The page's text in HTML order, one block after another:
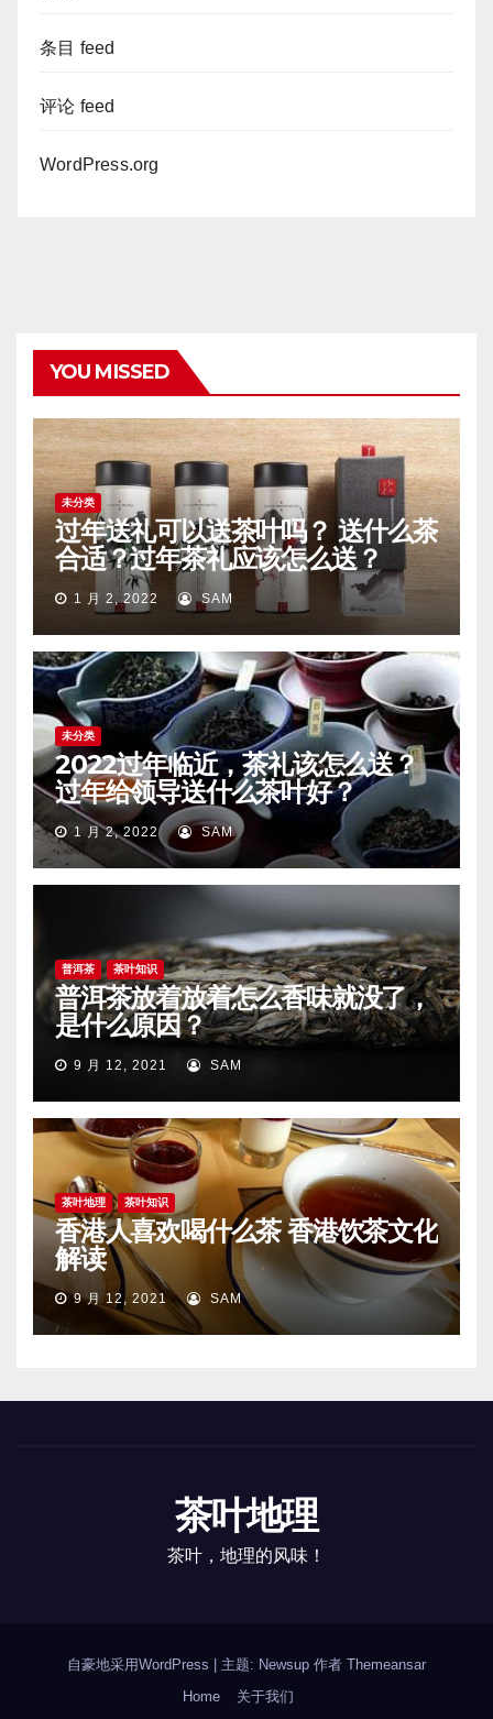
条目 feed
评论 feed
WordPress.org
YOU MISSED
未分类
过年送礼可以送茶叶吗？ 送什么茶
合适？过年茶礼应该怎么送？
1 月 2, 2022 SAM
未分类
2022过年临近，茶礼该怎么送？
过年给领导送什么茶叶好？
1 月 2, 2022 SAM
普洱茶 茶叶知识
普洱茶放着放着怎么香味就没了，
是什么原因？
9 月 12, 2021 SAM
茶叶地理 茶叶知识
香港人喜欢喝什么茶 香港饮茶文化
解读
9 月 12, 2021 SAM
茶叶地理
茶叶，地理的风味！
自豪地采用WordPress 主题: Newsup 作者 Themeansar
Home
关于我们